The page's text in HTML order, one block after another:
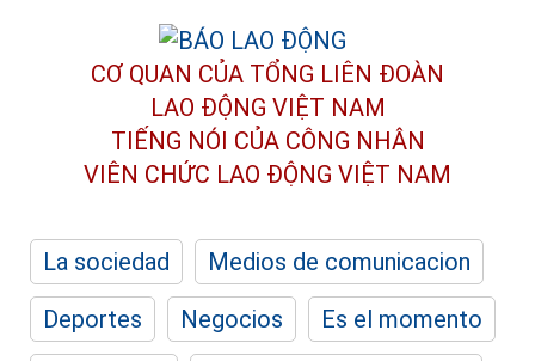
CƠ QUAN CỦA TỔNG LIÊN ĐOÀN
LAO ĐỘNG VIỆT NAM
TIẾNG NÓI CỦA CÔNG NHÂN
VIÊN CHỨC LAO ĐỘNG VIỆT NAM
La sociedad
Medios de comunicacion
Deportes
Negocios
Es el momento